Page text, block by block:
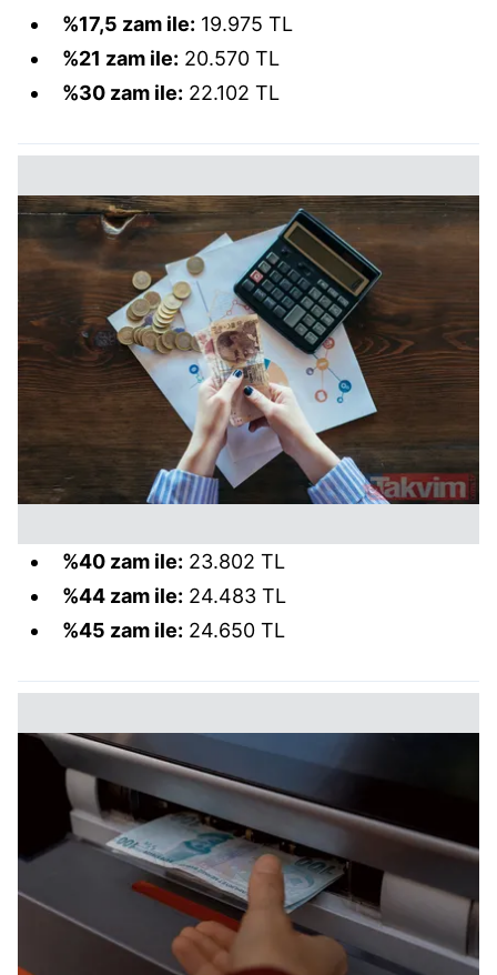
%17,5 zam ile: 19.975 TL
%21 zam ile: 20.570 TL
%30 zam ile: 22.102 TL
%40 zam ile: 23.802 TL
%44 zam ile: 24.483 TL
%45 zam ile: 24.650 TL